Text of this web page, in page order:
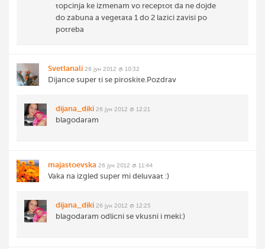
topcinja ke izmenam vo receptot da ne dojde
do zabuna a vegetata 1 do 2 lazici zavisi po
potreba
Svetlanali 26 јун 2012 @ 10:32
Dijance super ti se piroskite.Pozdrav
dijana_diki 26 јун 2012 @ 12:21
blagodaram
majastoevska 26 јун 2012 @ 11:44
Vaka na izgled super mi deluvaat :)
dijana_diki 26 јун 2012 @ 12:25
blagodaram odlicni se vkusni i meki:)